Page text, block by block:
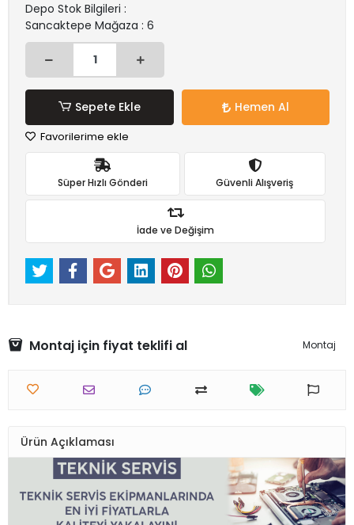
Depo Stok Bilgileri :
Sancaktepe Mağaza : 6
Sepete Ekle Hemen Al
Favorilerime ekle
Süper Hızlı Gönderi Güvenli Alışveriş
İade ve Değişim
Montaj için fiyat teklifi al Montaj
Ürün Açıklaması